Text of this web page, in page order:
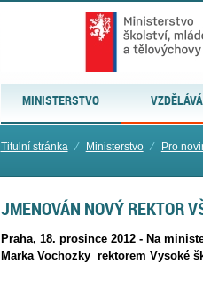
MINISTERSTVO
Titulní stránka ⁄ Ministerstvo ⁄ Pro
JMENOVÁN NOVÝ REKTOR
Praha, 18. prosince 2012 - Na
Marka Vochozky rektorem Vysoké